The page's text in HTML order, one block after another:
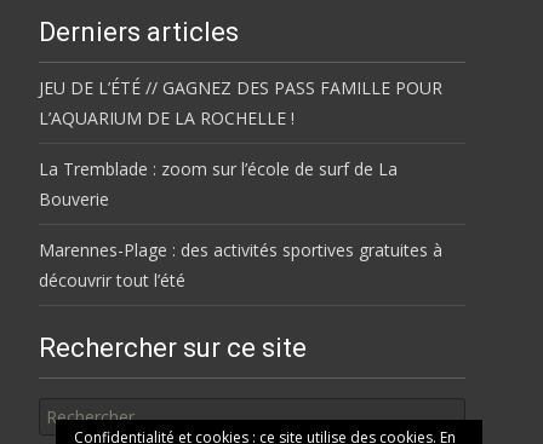
Derniers articles
JEU DE L’ÉTÉ // GAGNEZ DES PASS FAMILLE POUR
L’AQUARIUM DE LA ROCHELLE !
La Tremblade : zoom sur l’école de surf de La
Bouverie
Marennes-Plage : des activités sportives gratuites à
découvrir tout l’été
Rechercher sur ce site
Confidentialité et cookies : ce site utilise des cookies. En